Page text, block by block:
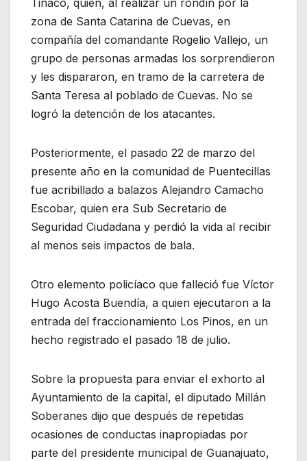
Tinaco, quien, al realizar un rondín por la
zona de Santa Catarina de Cuevas, en
compañía del comandante Rogelio Vallejo, un
grupo de personas armadas los sorprendieron
y les dispararon, en tramo de la carretera de
Santa Teresa al poblado de Cuevas. No se
logró la detención de los atacantes.
Posteriormente, el pasado 22 de marzo del
presente año en la comunidad de Puentecillas
fue acribillado a balazos Alejandro Camacho
Escobar, quien era Sub Secretario de
Seguridad Ciudadana y perdió la vida al recibir
al menos seis impactos de bala.
Otro elemento policíaco que falleció fue Víctor
Hugo Acosta Buendía, a quien ejecutaron a la
entrada del fraccionamiento Los Pinos, en un
hecho registrado el pasado 18 de julio.
Sobre la propuesta para enviar el exhorto al
Ayuntamiento de la capital, el diputado Millán
Soberanes dijo que después de repetidas
ocasiones de conductas inapropiadas por
parte del presidente municipal de Guanajuato,